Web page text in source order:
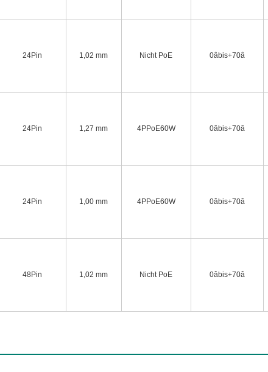
24Pin 1,02 mm Nicht PoE 0âbis+70â
24Pin 1,27 mm 4PPoE60W 0âbis+70â
24Pin 1,00 mm 4PPoE60W 0âbis+70â
48Pin 1,02 mm Nicht PoE 0âbis+70â